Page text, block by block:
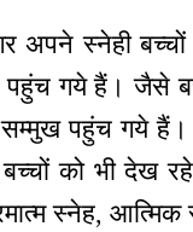
अपने स्नेही बच्चों
पहुंच गये हैं। जैसे
पहुंच गये हैं।
को भी देख
स्नेह,